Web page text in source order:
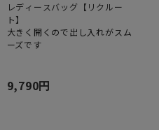
レディースバッグ【リクルー
ト】
大きく開くので出し入れがスム
ーズです
9,790円